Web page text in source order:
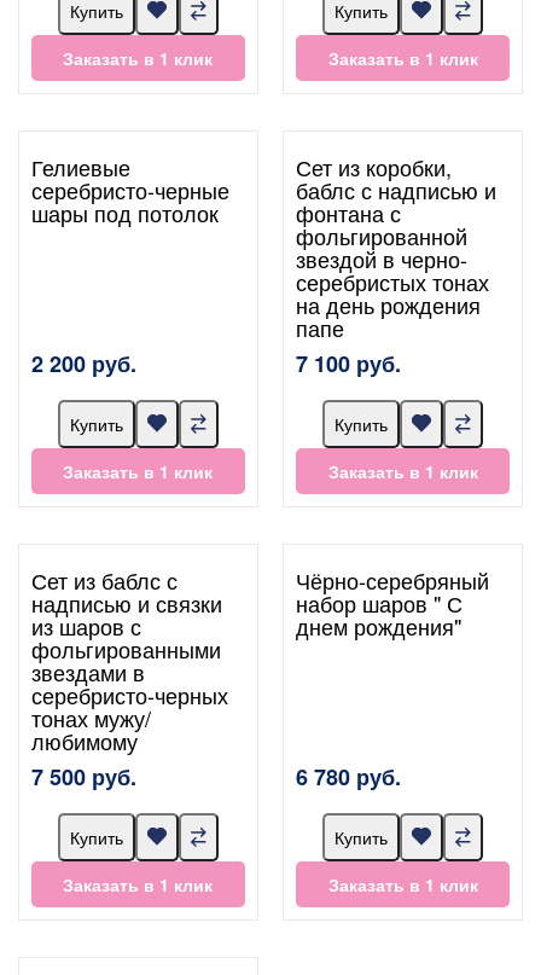
Купить
Заказать в 1 клик
Купить
Заказать в 1 клик
Гелиевые
серебристо-черные
шары под потолок
2 200 руб.
Купить
Заказать в 1 клик
Сет из коробки,
баблс с надписью и
фонтана с
фольгированной
звездой в черно-
серебристых тонах
на день рождения
папе
7 100 руб.
Купить
Заказать в 1 клик
Сет из баблс с
надписью и связки
из шаров с
фольгированными
звездами в
серебристо-черных
тонах мужу/
любимому
7 500 руб.
Купить
Заказать в 1 клик
Чёрно-серебряный
набор шаров " С
днем рождения"
6 780 руб.
Купить
Заказать в 1 клик